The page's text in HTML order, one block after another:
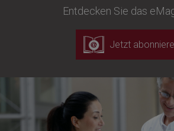
Entdecken Sie das
Jetzt